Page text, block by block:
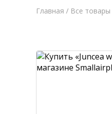
Главная / Все товары